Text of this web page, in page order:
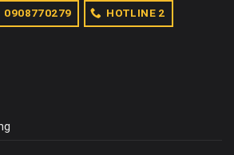
0908770279 HOTLINE 2